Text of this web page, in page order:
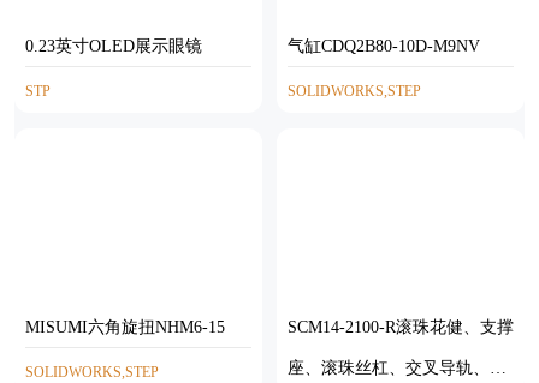
0.23英寸OLED展示眼镜
STP
气缸CDQ2B80-10D-M9NV
SOLIDWORKS,STEP
MISUMI六角旋扭NHM6-15
SOLIDWORKS,STEP
SCM14-2100-R滚珠花健、支撑
座、滚珠丝杠、交叉导轨、直